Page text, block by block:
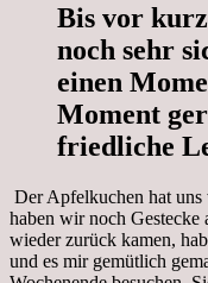
Bis vor
noch sehr
einen
Moment
friedliche
Der Apfelkuchen hat
haben wir noch
wieder zurück kamen,
und es mir gemütlich